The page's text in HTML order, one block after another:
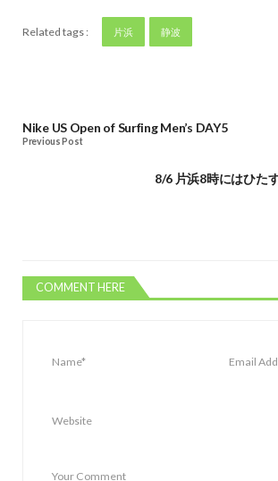
Related tags : 片浜 静波
Nike US Open of Surfing Men’s DAY5
Previous Post
8/6 片浜8時にはひた
COMMENT HERE